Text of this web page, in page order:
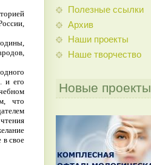
и его
что
свое
Полезные ссылки
Архив
Наши проекты
Наше творчество
Новые проекты